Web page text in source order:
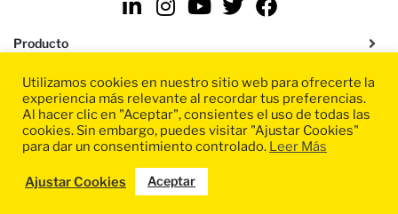
Producto
Soluciones
Recursos
Políticas de privacidad Términos y condiciones
Aviso legal|Configuración de cookies
Utilizamos cookies en nuestro sitio web para ofrecerte la
experiencia más relevante al recordar tus preferencias.
Al hacer clic en "Aceptar", consientes el uso de todas las
cookies. Sin embargo, puedes visitar "Ajustar Cookies"
para dar un consentimiento controlado. Leer Más
Ajustar Cookies Aceptar